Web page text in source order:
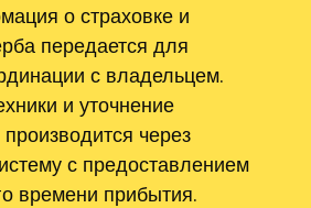
о страховке и
передается для
с владельцем.
и уточнение
через
с предоставлением
времени прибытия.